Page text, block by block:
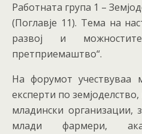
Работната група 1 –
(Поглавје 11). Тема на
развој и
претприемаштво“.
На форумот учествуваа
експерти по
младински организации,
млади фармери,